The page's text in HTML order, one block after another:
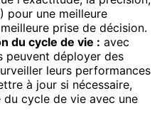
pour une meilleure
prise de décision.
du cycle de vie : avec
peuvent déployer des
leurs performances
à jour si nécessaire,
cycle de vie avec une